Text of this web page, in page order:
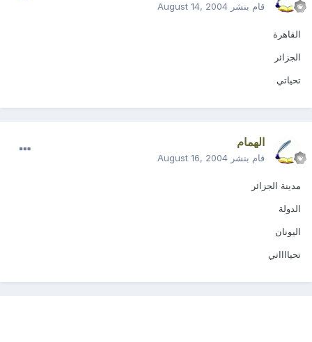
قام بنشر August 14, 2004
القاهرة
الجزائر
تحياتي
الهمام
قام بنشر August 16, 2004
مدينة الجزائر
الدولة
اليونان
تحيااااتي